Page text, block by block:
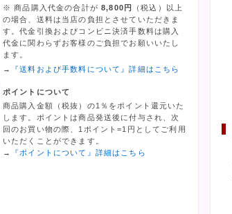
※ 商品購入代金の合計が 8,800円
（税込）以上
の場合、送料は当店の負担とさせていただきま
す。代金引換およびコンビニ決済手数料は購入
代金に関わらずお客様のご負担でお願いいたし
ます。
→
『送料および手数料について』詳細はこちら
ポイントについて
商品購入金額（税抜）の1％をポイント還元いた
します。ポイントは商品発送後に付与され、次
回のお買い物の際、1ポイント=1円としてご利用
いただくことができます。
→
『ポイントについて』詳細はこちら